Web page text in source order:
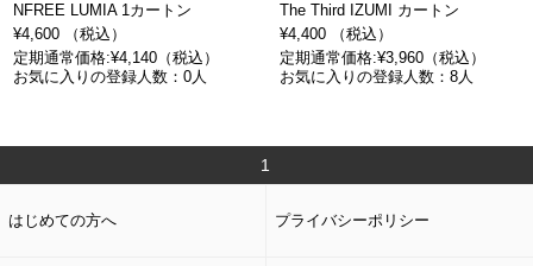
NFREE LUMIA 1カートン
¥4,600 （税込）
定期通常価格:¥4,140（税込）
お気に入りの登録人数：0人
The Third IZUMI カートン
¥4,400 （税込）
定期通常価格:¥3,960（税込）
お気に入りの登録人数：8人
1
はじめての方へ プライバシーポリシー